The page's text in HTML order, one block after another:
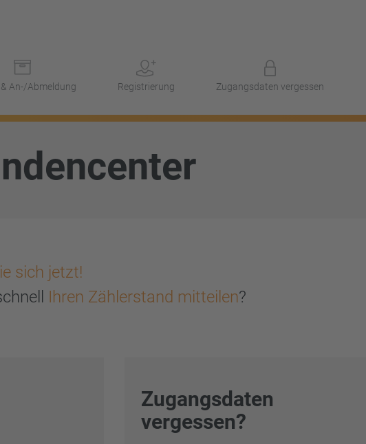
An-/Abmeldung Registrierung Zugangsdaten vergessen
sich jetzt!
Ihren Zählerstand mitteilen?
Zugangsdaten
vergessen?